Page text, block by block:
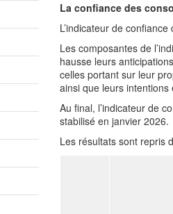
La confiance des
L’indicateur de
Les composantes de
hausse leurs
celles portant sur leur
ainsi que leurs intentions
Au final, l’indicateur de
stabilisé en janvier 2026.
Les résultats sont repris